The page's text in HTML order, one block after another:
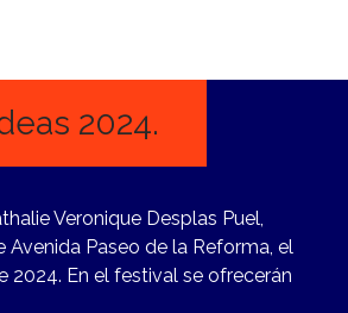
2024.
Veronique Desplas Puel,
Paseo de la Reforma, el
2024. En el festival se ofrecerán